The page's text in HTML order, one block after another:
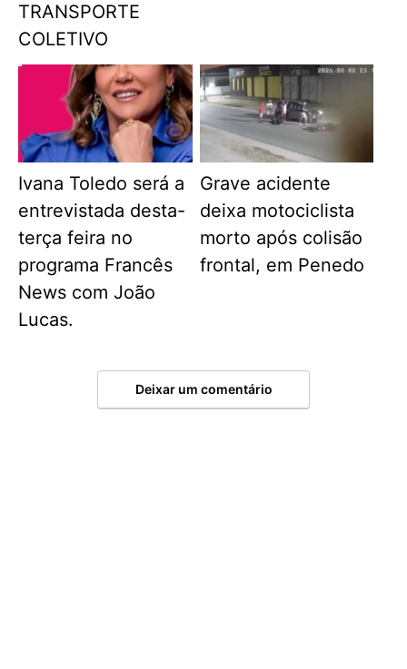
TRANSPORTE
COLETIVO
Ivana Toledo será a
entrevistada desta-
terça feira no
programa Francês
News com João
Lucas.
Grave acidente
deixa motociclista
morto após colisão
frontal, em Penedo
Deixar um comentário